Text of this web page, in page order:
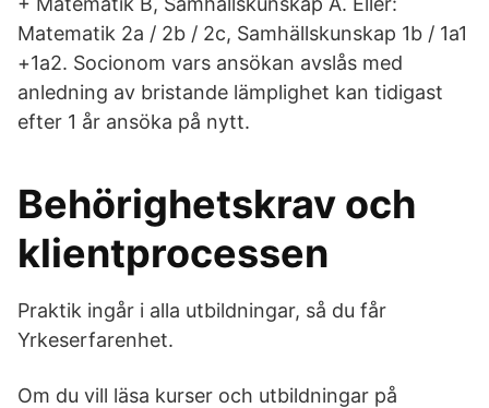
Matematik 2a / 2b / 2c, Samhällskunskap 1b / 1a1
+1a2. Socionom vars ansökan avslås med
anledning av bristande lämplighet kan tidigast
efter 1 år ansöka på nytt.
Behörighetskrav och
klientprocessen
Praktik ingår i alla utbildningar, så du får
Yrkeserfarenhet.
Om du vill läsa kurser och utbildningar på